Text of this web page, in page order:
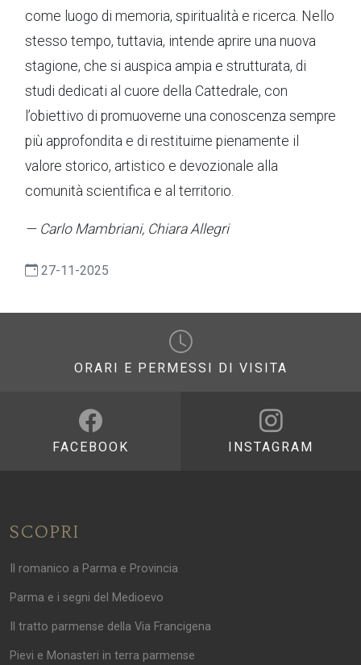
come luogo di memoria, spiritualità e ricerca. Nello
stesso tempo, tuttavia, intende aprire una nuova
stagione, che si auspica ampia e strutturata, di
studi dedicati al cuore della Cattedrale, con
l’obiettivo di promuoverne una conoscenza sempre
più approfondita e di restituirne pienamente il
valore storico, artistico e devozionale alla
comunità scientifica e al territorio.
— Carlo Mambriani, Chiara Allegri
27-11-2025
ORARI E PERMESSI DI VISITA
FACEBOOK INSTAGRAM
SCOPRI
Il romanico a Parma e Provincia
Parma e i segni del Medioevo
Il tratto parmense della Via Francigena
Pievi e Monasteri in terra parmense